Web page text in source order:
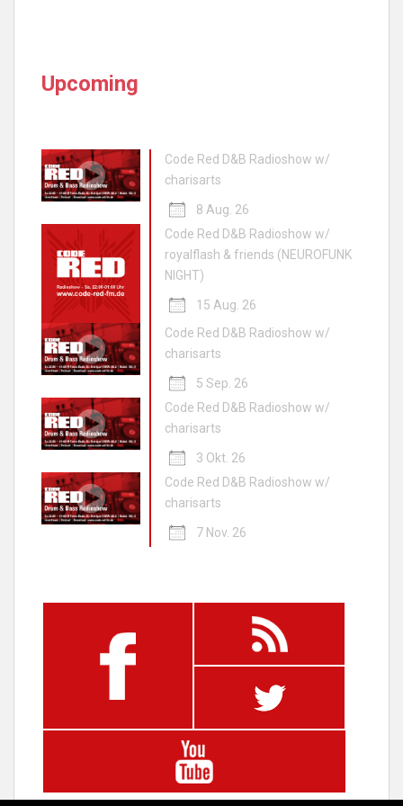
Upcoming
Code Red D&B Radioshow w/
charisarts
8 Aug. 26
Code Red D&B Radioshow w/
royalflash & friends (NEUROFUNK
NIGHT)
15 Aug. 26
Code Red D&B Radioshow w/
charisarts
5 Sep. 26
Code Red D&B Radioshow w/
charisarts
3 Okt. 26
Code Red D&B Radioshow w/
charisarts
7 Nov. 26